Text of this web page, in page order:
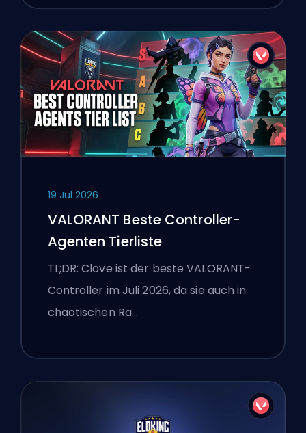
19 Jul 2026
VALORANT Beste Controller-
Agenten Tierliste
TL;DR: Clove ist der beste VALORANT-
Controller im Juli 2026, da sie auch in
chaotischen Ra…